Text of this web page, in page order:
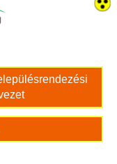
Kör